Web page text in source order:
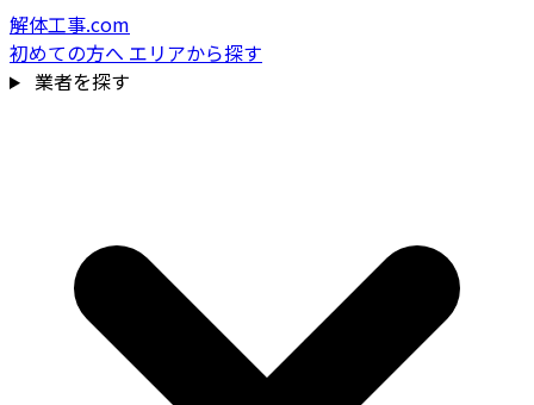
解体工事.com
初めての方へ エリアから探す
業者を探す